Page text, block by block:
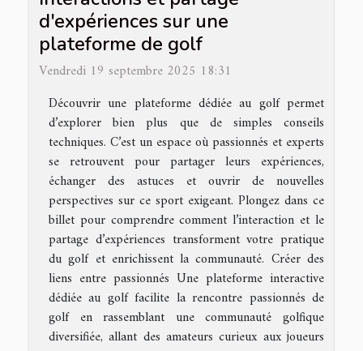
d'expériences sur une
plateforme de golf
Vendredi 19 septembre 2025 18:31
Découvrir une plateforme dédiée au golf permet
d’explorer bien plus que de simples conseils
techniques. C’est un espace où passionnés et experts
se retrouvent pour partager leurs expériences,
échanger des astuces et ouvrir de nouvelles
perspectives sur ce sport exigeant. Plongez dans ce
billet pour comprendre comment l’interaction et le
partage d’expériences transforment votre pratique
du golf et enrichissent la communauté. Créer des
liens entre passionnés Une plateforme interactive
dédiée au golf facilite la rencontre passionnés de
golf en rassemblant une communauté golfique
diversifiée, allant des amateurs curieux aux joueurs